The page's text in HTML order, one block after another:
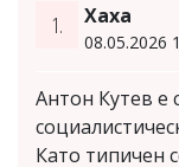
1. Хаха
08.05.2026
Антон Кутев е
Като типичен